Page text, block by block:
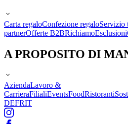
Carta regaloConfezione regaloServizio
partnerOfferte B2BRichiamoEsclusioni
A PROPOSITO DI
AziendaLavoro &
CarrieraFilialiEventsFoodRistoranti
DEFRIT